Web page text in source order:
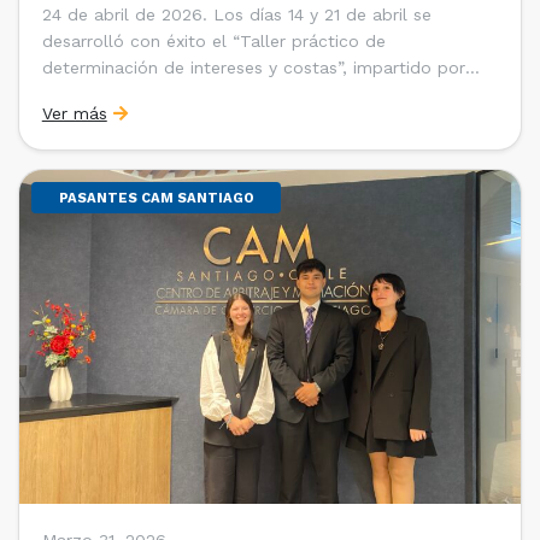
24 de abril de 2026. Los días 14 y 21 de abril se
desarrolló con éxito el “Taller práctico de
determinación de intereses y costas”, impartido por
Universidad Católica de Chile y Magíster en Economía
de la Universidad de Chicago) y María Luisa Petitpas
[…]
Ver más
PASANTES CAM SANTIAGO